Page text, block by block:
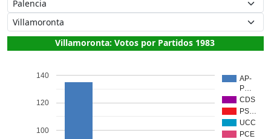
Villamoronta: Votos por Partidos 1983
AP-
P…
CDS
PS…
UCC
PCE
100
120
140